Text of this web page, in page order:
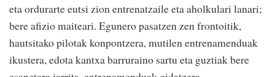
eta ordurarte eutsi zion entrenatzaile eta aholkulari lanari;
bere afizio maiteari. Egunero pasatzen zen frontoitik,
hautsitako pilotak konpontzera, mutilen entrenamenduak
ikustera, edota kantxa barruraino sartu eta guztiak bere